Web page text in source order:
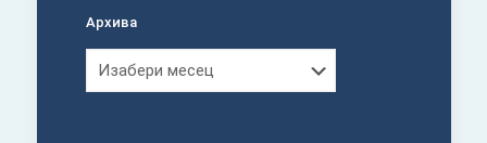
Архива